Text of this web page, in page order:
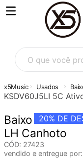
O que você procura?
Usados
KSDV60J5LI 5C
20% DE
Baixo Ken
LH Canhoto
CÓD: 27423
vendido e entregue por: